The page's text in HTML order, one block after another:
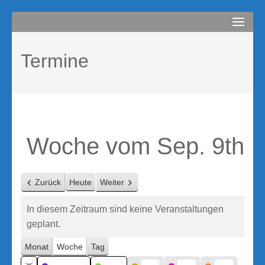
Inhalt
(Enter
drücken)
compurem
Termine
Woche vom Sep. 9th
Zurück Heute Weiter
In diesem Zeitraum sind keine Veranstaltungen
geplant.
Monat Woche Tag